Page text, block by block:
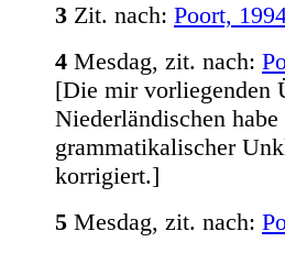
3 Zit. nach: Poort,
4 Mesdag, zit. nach:
[Die mir vorliegenden
Niederländischen
grammatikalischer
korrigiert.]
5 Mesdag, zit. nach: